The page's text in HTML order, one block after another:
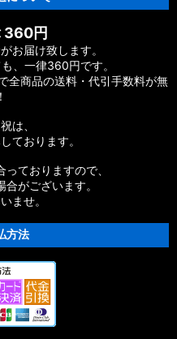
360円
お届け致します。
、一律360円です。
全商品の送料・代引手数料が無
は、
ております。
ておりますので、
がございます。
ませ。
方法